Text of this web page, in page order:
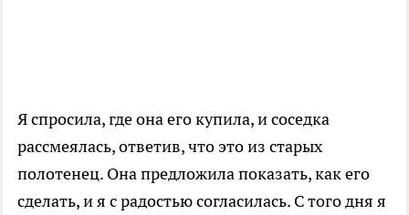
Я спросила, где она его купила, и соседка
рассмеялась, ответив, что это из старых
полотенец. Она предложила показать, как его
сделать, и я с радостью согласилась. С того дня я